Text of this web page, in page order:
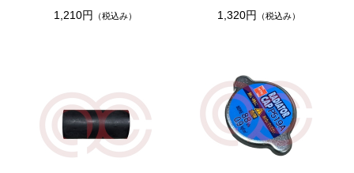
エンジンパーツ 2JZ-GTE JZA80
エンジンパーツ 5M-GEU MZ11
エンジンパーツ 6M-GEU MZ12
1,210円 （税込み） 1,320円 （税込み）